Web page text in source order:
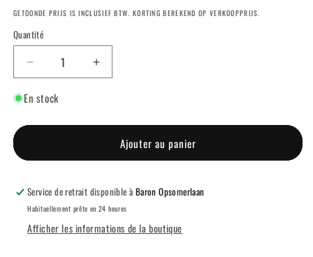
GETOONDE PRIJS IS INCLUSIEF BTW. KORTING BEREKEND OP VERKOOPPRIJS.
Quantité
Réduire
la
quantité
GELEGANT™
Augmenter
la
GELEGANT™
En stock
Ajouter au panier
Service de retrait disponible à Baron Opsomerlaan
Habituellement prête en 24 heures
Afficher les informations de la boutique